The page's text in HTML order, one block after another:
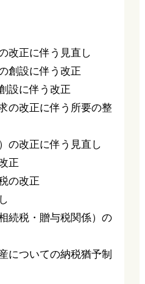
改正に伴う見直し
創設に伴う改正
設に伴う改正
改正に伴う所要の整
改正に伴う見直し
正
の改正
続税・贈与税関係）の
ついての納税猶予制